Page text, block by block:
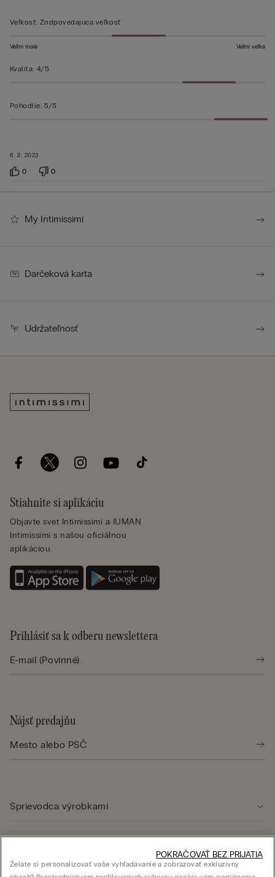
6. 2. 2023
Veľkosť: Zodpovedajúca veľkosť
Veľmi malé Veľmi veľké
Kvalita: 4/5
Pohodlie: 5/5
0 0
My Intimissimi
Darčeková karta
Udržateľnosť
Stiahnite si aplikáciu
Objavte svet Intimissimi a IUMAN
Intimissimi s našou oficiálnou
aplikáciou.
Prihlásiť sa k odberu newslettera
Nájsť predajňu
Sprievodca výrobkami
Želáte si personalizovať vaše vyhľadávanie a zobrazovať exkluzívny
POKRAČOVAŤ BEZ PRIJATIA